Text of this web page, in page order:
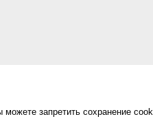
запретить сохранение